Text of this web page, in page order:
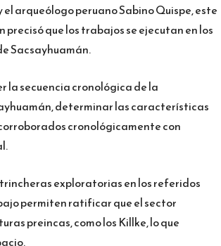
arqueólogo peruano Sabino Quispe, este
que los trabajos se ejecutan en los
Sacsayhuamán.
secuencia cronológica de la
determinar las características
cronológicamente con
exploratorias en los referidos
permiten ratificar que el sector
preincas, como los Killke, lo que